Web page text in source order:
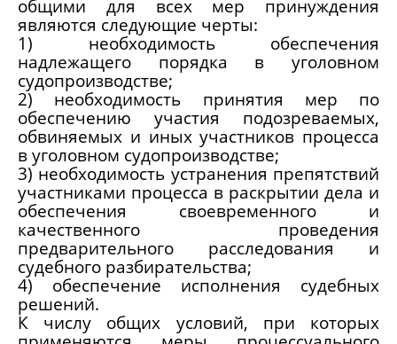
общими для всех мер принуждения
являются следующие черты:
1) необходимость обеспечения
надлежащего порядка в уголовном
судопроизводстве;
2) необходимость принятия мер по
обеспечению участия подозреваемых,
обвиняемых и иных участников процесса
в уголовном судопроизводстве;
3) необходимость устранения препятствий
участниками процесса в раскрытии дела и
обеспечения своевременного и
качественного проведения
предварительного расследования и
судебного разбирательства;
4) обеспечение исполнения судебных
решений.
К числу общих условий, при которых